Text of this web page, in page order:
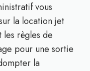
vous
la location jet
les règles de
pour une sortie
la